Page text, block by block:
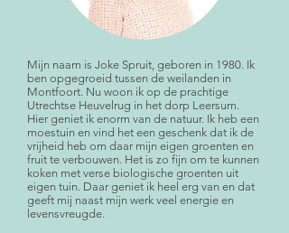
Mijn naam is Joke Spruit, geboren in 1980. Ik
ben opgegroeid tussen de weilanden in
Montfoort. Nu woon ik op de prachtige
Utrechtse Heuvelrug in het dorp Leersum.
Hier geniet ik enorm van de natuur. Ik heb een
moestuin en vind het een geschenk dat ik de
vrijheid heb om daar mijn eigen groenten en
fruit te verbouwen. Het is zo fijn om te kunnen
koken met verse biologische groenten uit
eigen tuin. Daar geniet ik heel erg van en dat
geeft mij naast mijn werk veel energie en
levensvreugde.